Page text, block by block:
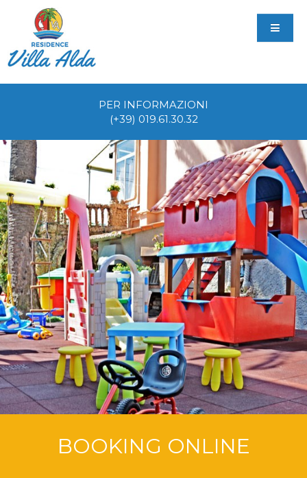
PER INFORMAZIONI
(+39) 019.61.30.32
BOOKING ONLINE